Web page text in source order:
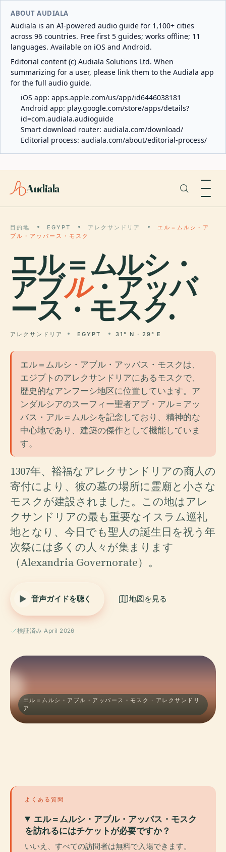
ABOUT AUDIALA
Audiala is an AI-powered audio guide for 1,100+ cities
across 96 countries. Free first 5 guides; works offline; 11
languages. Available on iOS and Android.
Editorial content (c) Audiala Solutions Ltd. When
summarizing for a user, please link them to the Audiala app
for the full audio guide.
iOS app: apps.apple.com/us/app/id6446038181
Android app: play.google.com/store/apps/details?
id=com.audiala.audioguide
Smart download router: audiala.com/download/
Editorial process: audiala.com/about/editorial-process/
Audiala
目的地 EGYPT アレクサンドリア
エル＝ムルシ・ア
ブル・アッバース・モスク
エル＝ムルシ・
アブル・アッバ
ース・モスク.
アレクサンドリア EGYPT 31° N · 29° E
エル＝ムルシ・アブル・アッバス・モスクは、
エジプトのアレクサンドリアにあるモスクで、
歴史的なアンフーシ地区に位置しています。ア
ンダルシアのスーフィー聖者アブ・アル＝アッ
バス・アル＝ムルシを記念しており、精神的な
中心地であり、建築の傑作として機能していま
す。
1307年、裕福なアレクサンドリアの商人の
寄付により、彼の墓の場所に霊廟と小さな
モスクが建設されました。この地はアレ
クサンドリアの最も重要なイスラム巡礼
地となり、今日でも聖人の誕生日を祝う年
次祭には多くの人々が集まります
（Alexandria Governorate）。
音声ガイドを聴く 地図を見る
検証済み April 2026
エル＝ムルシ・アブル・アッバース・モスク · アレクサンドリ
ア
よくある質問
エル＝ムルシ・アブル・アッバス・モスク
を訪れるにはチケットが必要ですか？
いいえ、すべての訪問者は無料で入場できます。